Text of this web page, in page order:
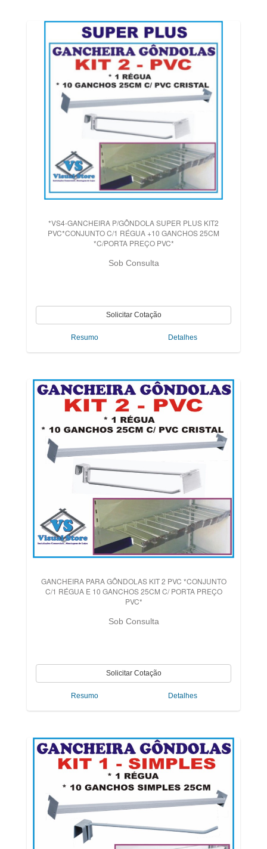
*VS4-GANCHEIRA P/GÔNDOLA SUPER PLUS KIT2
PVC*CONJUNTO C/1 RÉGUA +10 GANCHOS 25CM
*C/PORTA PREÇO PVC*
Sob Consulta
Resumo Detalhes
GANCHEIRA PARA GÔNDOLAS KIT 2 PVC *CONJUNTO
C/1 RÉGUA E 10 GANCHOS 25CM C/ PORTA PREÇO
PVC*
Sob Consulta
Resumo Detalhes